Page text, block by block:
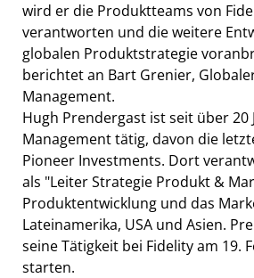
wird er die Produktteams von
verantworten und die weitere
globalen Produktstrategie
berichtet an Bart Grenier,
Management.
Hugh Prendergast ist seit über 20
Management tätig, davon die
Pioneer Investments. Dort
als "Leiter Strategie Produkt &
Produktentwicklung und das
Lateinamerika, USA und Asien.
seine Tätigkeit bei Fidelity am 19.
starten.